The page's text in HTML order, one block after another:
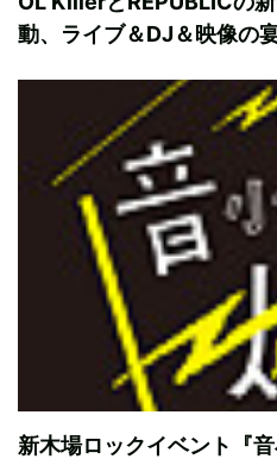
動、ライブ＆DJ＆映像の
新木場ロックイベント『